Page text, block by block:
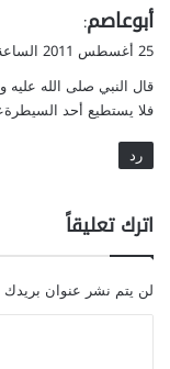
ي
ق
ل
أبوعاصم:
25 أغسطس 2011 الساعة 6:01 م
قال النبي صلى الله
فلا يستطيع أحد
رد
اترك تعليقاً
لن يتم نشر عنوان بريدك